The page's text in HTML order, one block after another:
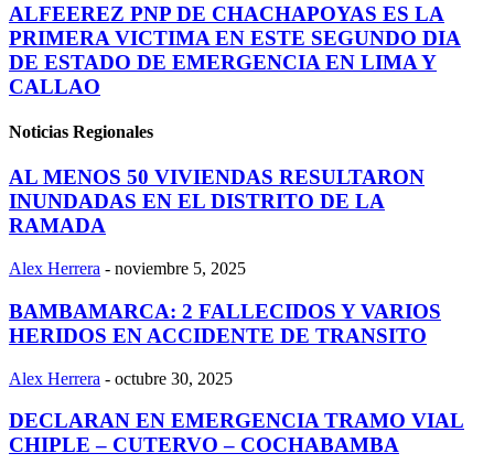
ALFEEREZ PNP DE CHACHAPOYAS ES LA
PRIMERA VICTIMA EN ESTE SEGUNDO DIA
DE ESTADO DE EMERGENCIA EN LIMA Y
CALLAO
Noticias Regionales
AL MENOS 50 VIVIENDAS RESULTARON
INUNDADAS EN EL DISTRITO DE LA
RAMADA
Alex Herrera - noviembre 5, 2025
BAMBAMARCA: 2 FALLECIDOS Y VARIOS
HERIDOS EN ACCIDENTE DE TRANSITO
Alex Herrera - octubre 30, 2025
DECLARAN EN EMERGENCIA TRAMO VIAL
CHIPLE – CUTERVO – COCHABAMBA